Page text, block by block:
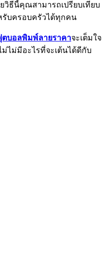
ธีนี้คุณสามารถเปรียบเทียบ
รับครอบครัวได้ทุกคน
ตบอลพิมพ์ลายราคาจะเต็มใจ
ไม่มีอะไรที่จะเต้นได้ดีกับ